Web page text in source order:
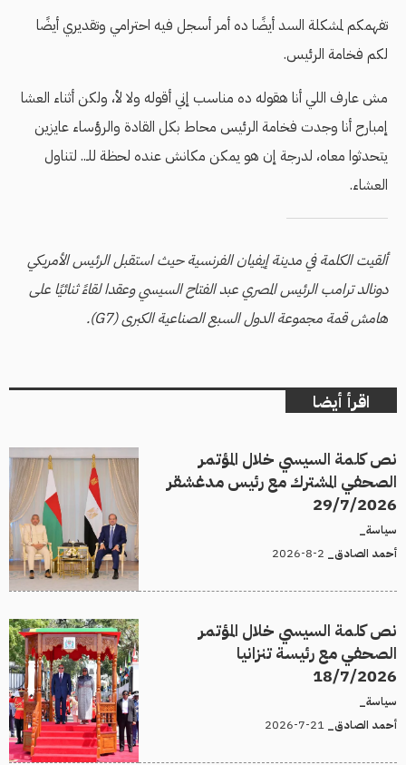
تفهمكم لمشكلة السد أيضًا ده أمر أسجل فيه احترامي وتقديري أيضًا
لكم فخامة الرئيس.
مش عارف اللي أنا هقوله ده مناسب إني أقوله ولا لأ، ولكن أثناء العشا
إمبارح أنا وجدت فخامة الرئيس محاط بكل القادة والرؤساء عايزين
يتحدثوا معاه، لدرجة إن هو يمكن مكانش عنده لحظة للـ.. لتناول
العشاء.
ألقيت الكلمة في مدينة إيفيان الفرنسية حيث استقبل الرئيس الأمريكي
دونالد ترامب الرئيس المصري عبد الفتاح السيسي وعقدا لقاءً ثنائيًا على
هامش قمة مجموعة الدول السبع الصناعية الكبرى (G7).
اقرأ أيضا
نص كلمة السيسي خلال المؤتمر
الصحفي المشترك مع رئيس مدغشقر
29/7/2026
سياسة_
أحمد الصادق_
نص كلمة السيسي خلال المؤتمر
الصحفي مع رئيسة تنزانيا
18/7/2026
سياسة_
أحمد الصادق_